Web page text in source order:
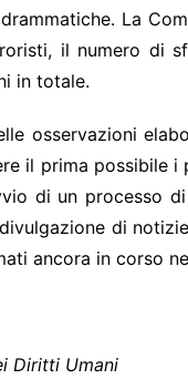
La
il numero di
in totale.
osservazioni
il prima possibile
di un
di
ancora in corso
Diritti Umani